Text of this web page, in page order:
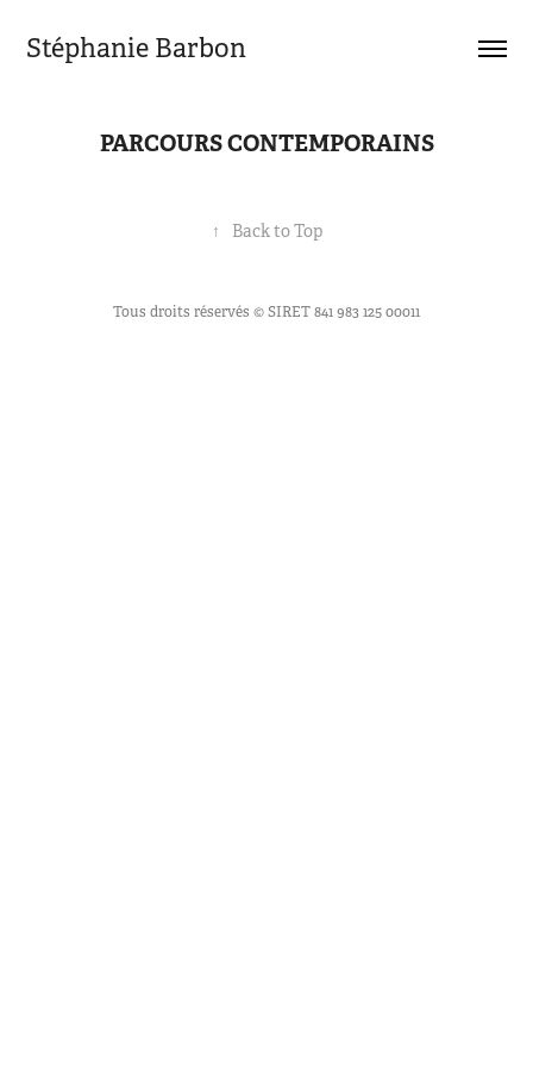
Stéphanie Barbon
PARCOURS CONTEMPORAINS
↑ Back to Top
Tous droits réservés © SIRET 841 983 125 00011